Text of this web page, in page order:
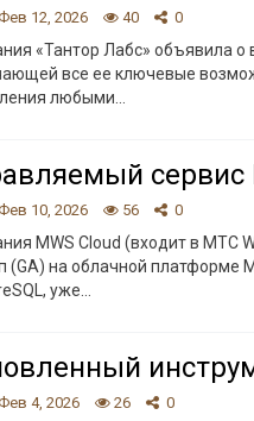
12, 2026 40 0
«Тантор Лабс» объявила
все ее ключевые
любыми
сервис
10, 2026 56 0
MWS Cloud (входит в МТС
(GA) на облачной платформе
уже
4, 2026 26 0